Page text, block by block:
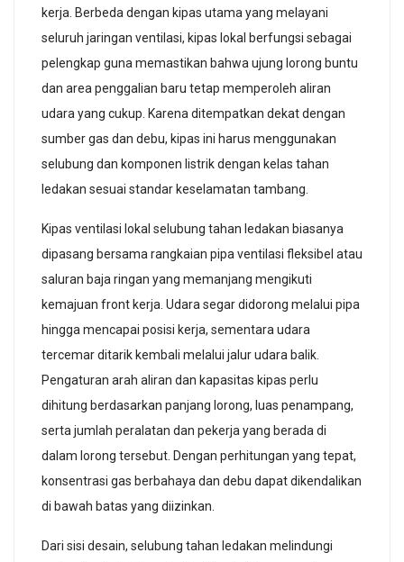
kerja. Berbeda dengan kipas utama yang melayani
seluruh jaringan ventilasi, kipas lokal berfungsi sebagai
pelengkap guna memastikan bahwa ujung lorong buntu
dan area penggalian baru tetap memperoleh aliran
udara yang cukup. Karena ditempatkan dekat dengan
sumber gas dan debu, kipas ini harus menggunakan
selubung dan komponen listrik dengan kelas tahan
ledakan sesuai standar keselamatan tambang.
Kipas ventilasi lokal selubung tahan ledakan biasanya
dipasang bersama rangkaian pipa ventilasi fleksibel atau
saluran baja ringan yang memanjang mengikuti
kemajuan front kerja. Udara segar didorong melalui pipa
hingga mencapai posisi kerja, sementara udara
tercemar ditarik kembali melalui jalur udara balik.
Pengaturan arah aliran dan kapasitas kipas perlu
dihitung berdasarkan panjang lorong, luas penampang,
serta jumlah peralatan dan pekerja yang berada di
dalam lorong tersebut. Dengan perhitungan yang tepat,
konsentrasi gas berbahaya dan debu dapat dikendalikan
di bawah batas yang diizinkan.
Dari sisi desain, selubung tahan ledakan melindungi